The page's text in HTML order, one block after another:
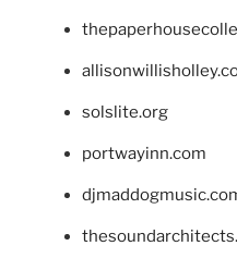
solslite.org
portwayinn.com